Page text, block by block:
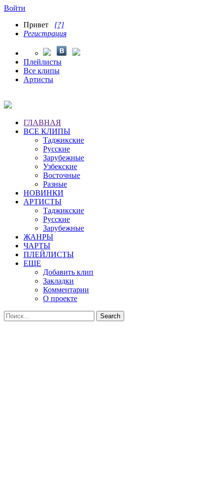
Войти
Привет [?]
Регистрация
Плейлисты
Все клипы
Артисты
ГЛАВНАЯ
ВСЕ КЛИПЫ
Таджикские
Русские
Зарубежные
Узбекские
Восточные
Разные
НОВИНКИ
АРТИСТЫ
Таджикские
Русские
Зарубежные
ЖАНРЫ
ЧАРТЫ
ПЛЕЙЛИСТЫ
ЕЩЕ
Добавить клип
Закладки
Комментарии
О проекте